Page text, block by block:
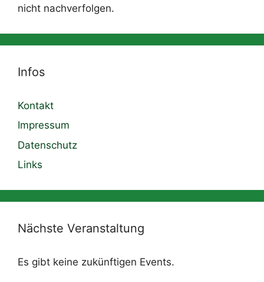
nicht nachverfolgen.
Infos
Kontakt
Impressum
Datenschutz
Links
Nächste Veranstaltung
Es gibt keine zukünftigen Events.